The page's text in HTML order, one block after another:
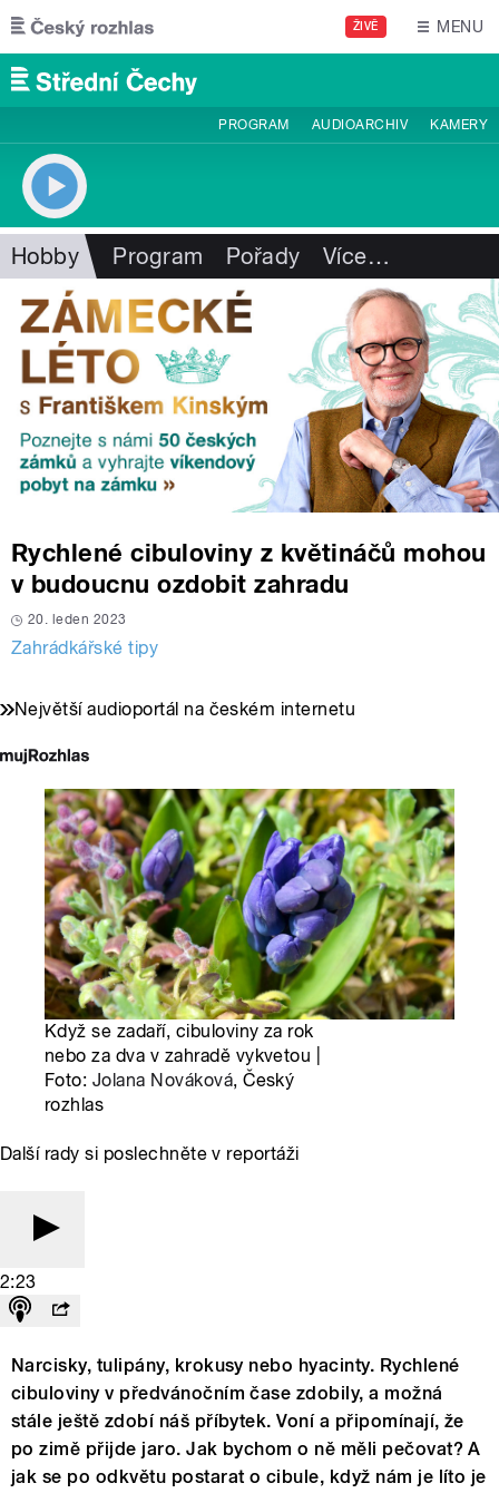
Přejít k hlavnímu obsahu
ŽIVĚ MENU
PROGRAM AUDIOARCHIV KAMERY
Hobby Program Pořady Více…
Rychlené cibuloviny z květináčů mohou
v budoucnu ozdobit zahradu
20. leden 2023
Zahrádkářské tipy
Největší audioportál na českém internetu
Když se zadaří, cibuloviny za rok
nebo za dva v zahradě vykvetou |
Foto: Jolana Nováková, Český
rozhlas
Další rady si poslechněte v reportáži
2:23
Narcisky, tulipány, krokusy nebo hyacinty. Rychlené
cibuloviny v předvánočním čase zdobily, a možná
stále ještě zdobí náš příbytek. Voní a připomínají, že
po zimě přijde jaro. Jak bychom o ně měli pečovat? A
jak se po odkvětu postarat o cibule, když nám je líto je